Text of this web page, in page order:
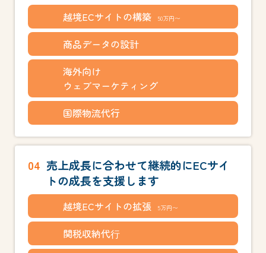
越境ECサイトの構築 50万円〜
商品データの設計
海外向け
ウェブマーケティング
国際物流代行
04 売上成長に合わせて継続的にECサイ
トの成長を支援します
越境ECサイトの拡張 5万円〜
関税収納代⾏